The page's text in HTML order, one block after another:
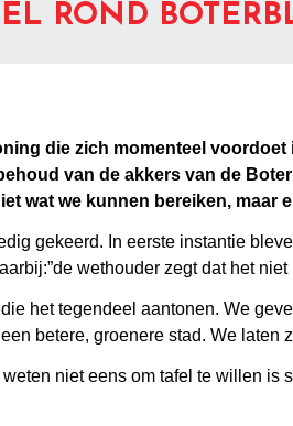
ROND
die zich momenteel
van de akkers van de
wat we kunnen bereiken, maar
gekeerd. In eerste instantie
wethouder zegt dat het niet
het tegendeel aantonen. We
betere, groenere stad. We
niet eens om tafel te willen